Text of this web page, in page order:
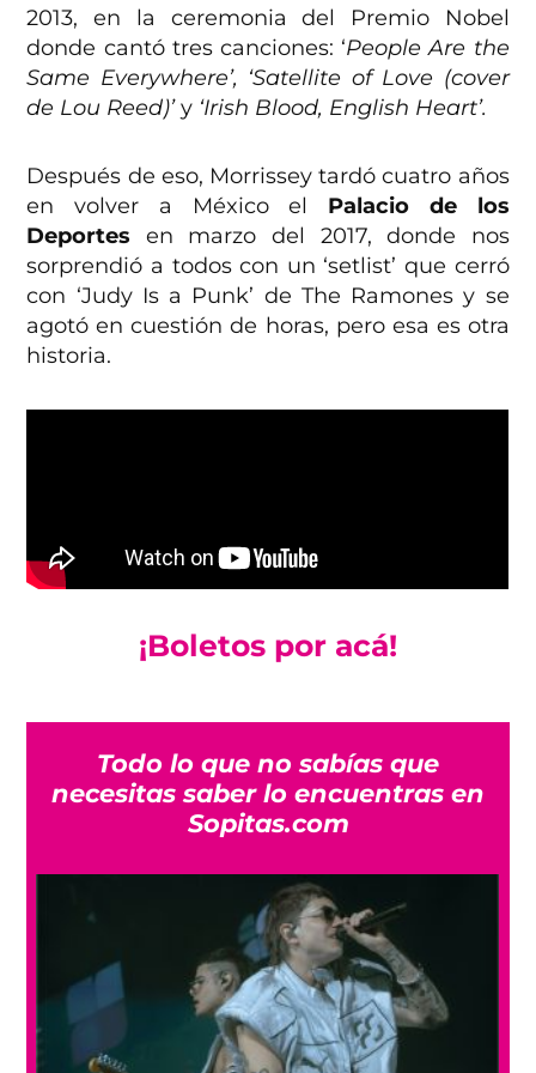
2013, en la ceremonia del Premio Nobel
donde cantó tres canciones: ‘People Are the
Same Everywhere’, ‘Satellite of Love (cover
de Lou Reed)’y ‘Irish Blood, English Heart’.
Después de eso, Morrissey tardó cuatro años
en volver a México el Palacio de los
Deportes en marzo del 2017, donde nos
sorprendió a todos con un ‘setlist’ que cerró
con ‘Judy Is a Punk’ de The Ramones y se
agotó en cuestión de horas, pero esa es otra
historia.
¡Boletos por acá!
Todo lo que no sabías que
necesitas saber lo encuentras en
Sopitas.com